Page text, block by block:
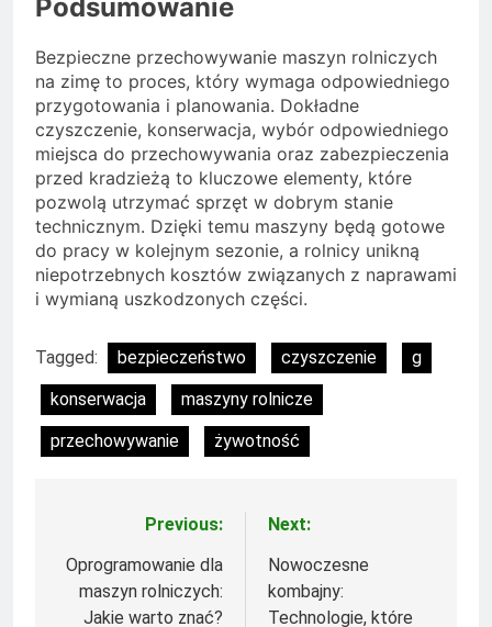
Podsumowanie
Bezpieczne przechowywanie maszyn rolniczych
na zimę to proces, który wymaga odpowiedniego
przygotowania i planowania. Dokładne
czyszczenie, konserwacja, wybór odpowiedniego
miejsca do przechowywania oraz zabezpieczenia
przed kradzieżą to kluczowe elementy, które
pozwolą utrzymać sprzęt w dobrym stanie
technicznym. Dzięki temu maszyny będą gotowe
do pracy w kolejnym sezonie, a rolnicy unikną
niepotrzebnych kosztów związanych z naprawami
i wymianą uszkodzonych części.
Tagged: bezpieczeństwo czyszczenie
g
konserwacja
maszyny rolnicze
przechowywanie
żywotność
Nawigacja
wpisu
Previous:
Oprogramowanie dla
maszyn rolniczych:
Jakie warto znać?
Next:
Nowoczesne
kombajny:
Technologie, które